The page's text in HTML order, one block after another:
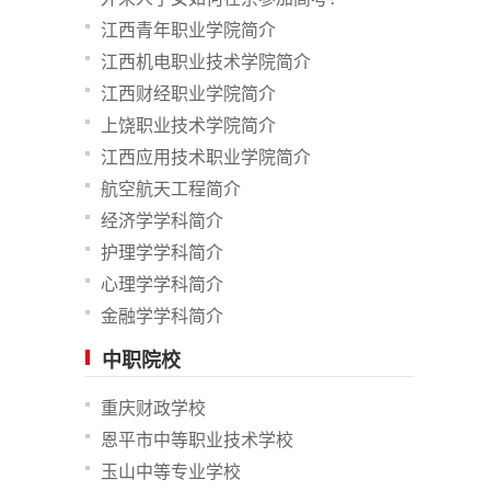
江西青年职业学院简介
江西机电职业技术学院简介
江西财经职业学院简介
上饶职业技术学院简介
江西应用技术职业学院简介
航空航天工程简介
经济学学科简介
护理学学科简介
心理学学科简介
金融学学科简介
中职院校
重庆财政学校
恩平市中等职业技术学校
玉山中等专业学校